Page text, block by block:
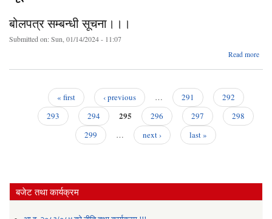
बोलपत्र सम्बन्धी सूचना।।।
Submitted on:Sun, 01/14/2024 - 11:07
Read more
« first ‹ previous … 291
292
293
294 295 296 297
298
299
… next › last »
बजेट तथा कार्यक्रम